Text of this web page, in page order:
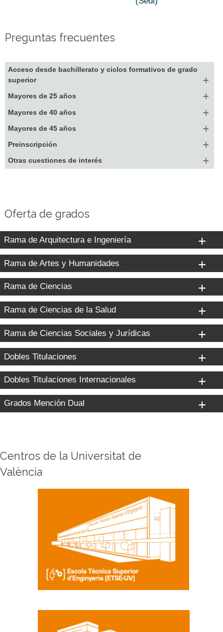
Preguntas frecuentes
Acceso desde bachillerato y ciclos formativos de grado
superior
Mayores de 25 años
Mayores de 40 años
Mayores de 45 años
Preinscripción
Otras cuestiones de interés
Oferta de grados
Rama de Arquitectura e Ingeniería
Rama de Artes y Humanidades
Rama de Ciencias
Rama de Ciencias de la Salud
Rama de Ciencias Sociales y Jurídicas
Dobles Titulaciones
Dobles Titulaciones Internacionales
Grados Mención Dual
Centros de la Universitat de
València